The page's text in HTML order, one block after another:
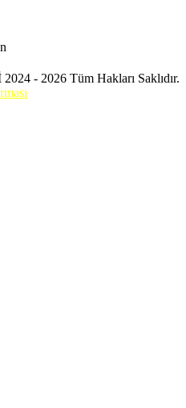
2024 - 2026 Tüm Hakları Saklıdır.